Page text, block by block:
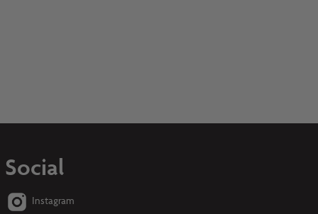
Social
Instagram